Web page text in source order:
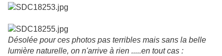
Désolée pour ces photos pas terribles mais sans la belle
lumière naturelle, on n'arrive à rien .....en tout cas :